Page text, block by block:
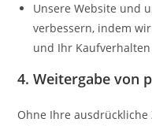
Unsere Website und
verbessern, indem
und Ihr
4. Weitergabe von
Ohne Ihre